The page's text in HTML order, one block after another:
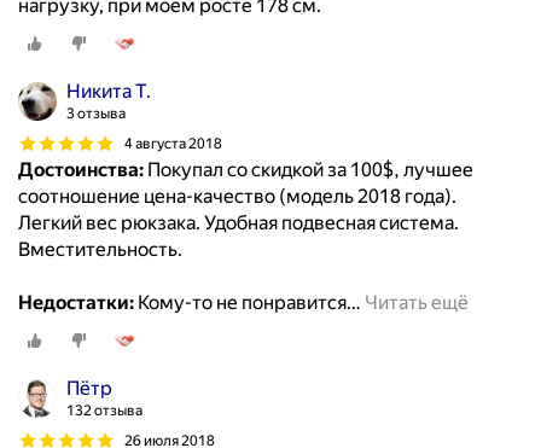
нагрузку, при моем росте 178 см.
Никита Т.
3 отзыва
4 августа 2018
Достоинства: Покупал со скидкой за 100$, лучшее
соотношение цена-качество (модель 2018 года).
Легкий вес рюкзака. Удобная подвесная система.
Вместительность.
Недостатки: Кому-то не понравится… Читать ещё
Пётр
132 отзыва
26 июля 2018